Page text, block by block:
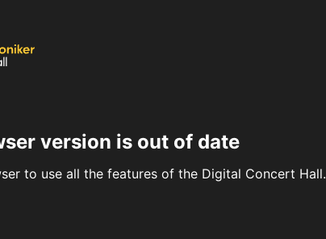
version is out of date
to use all the features of the Digital Concert Hall.